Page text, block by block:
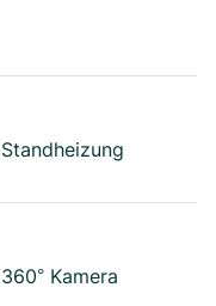
Standheizung
360° Kamera